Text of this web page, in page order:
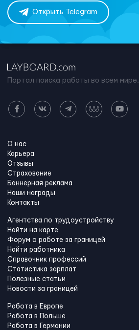
Открыть Telegram
Портал поиска работы во всем мире.
О нас
Карьера
Отзывы
Страхование
Баннерная реклама
Наши награды
Контакты
Агентства по трудоустройству
Найти на карте
Форум о работе за границей
Найти работника
Справочник профессий
Статистика зарплат
Полезные статьи
Новости за границей
Работа в Европе
Работа в Польше
Работа в Германии